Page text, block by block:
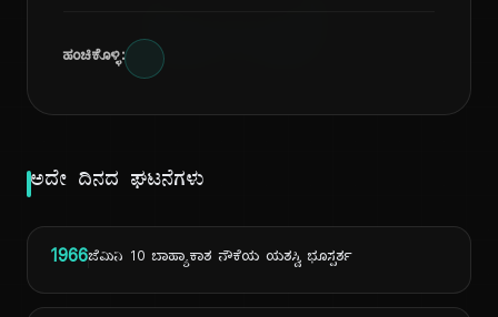
ಹಂಚಿಕೊಳ್ಳಿ:
ಅದೇ ದಿನದ ಘಟನೆಗಳು
1966ಜೆಮಿನಿ 10 ಬಾಹ್ಯಾಕಾಶ ನೌಕೆಯ ಯಶಸ್ವಿ ಭೂಸ್ಪರ್ಶ